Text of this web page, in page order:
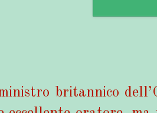
britannico